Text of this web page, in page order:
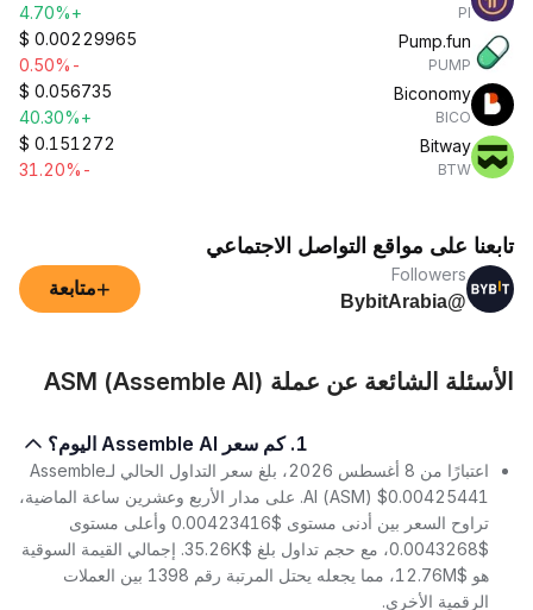
PI
+4.70%
Pump.fun
PUMP
$ 0.00229965
-0.50%
Biconomy
BICO
$ 0.056735
+40.30%
Bitway
BTW
$ 0.151272
-31.20%
تابعنا على مواقع التواصل الاجتماعي
Followers
@BybitArabia
+متابعة
الأسئلة الشائعة عن عملة ASM (Assemble AI)
1. كم سعر Assemble AI اليوم؟
اعتبارًا من 8 أغسطس 2026، بلغ سعر التداول الحالي لـAssemble
AI (ASM) $0.00425441. على مدار الأربع وعشرين ساعة الماضية،
تراوح السعر بين أدنى مستوى $0.00423416 وأعلى مستوى
$0.0043268، مع حجم تداول بلغ $35.26K. إجمالي القيمة السوقية
هو $12.76M، مما يجعله يحتل المرتبة رقم 1398 بين العملات
الرقمية الأخرى.